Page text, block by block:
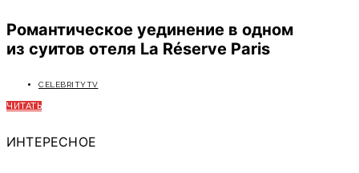
Романтическое уединение в одном
из суитов отеля La Réserve Paris
CELEBRITYTV
ЧИТАТЬ
ИНТЕРЕСНОЕ